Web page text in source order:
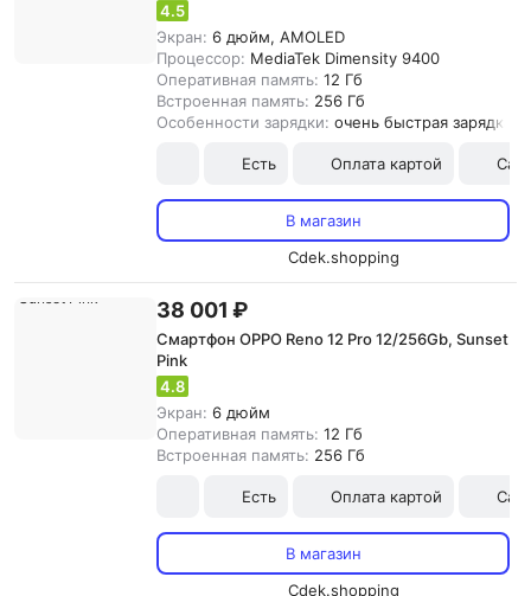
4.5
Экран: 6 дюйм, AMOLED
Процессор: MediaTek Dimensity 9400
Оперативная память: 12 Гб
Встроенная память: 256 Гб
Особенности зарядки: очень быстрая зарядка
Есть Оплата картой
В магазин
Cdek.shopping
38 001 ₽
Смартфон OPPO Reno 12 Pro 12/256Gb, Sunset
Pink
4.8
Экран: 6 дюйм
Оперативная память: 12 Гб
Встроенная память: 256 Гб
Есть Оплата картой
В магазин
Cdek.shopping